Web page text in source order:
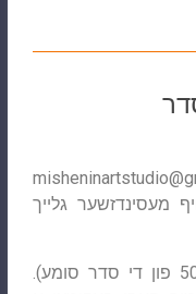
מעסינדזשער גלייך
מיר דאַרפן אַ שטייַגן צאָלונג (50% פון די סדר סומע).